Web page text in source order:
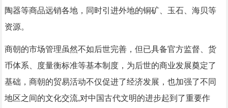
陶器等商品远销各地，同时引进外地的铜矿、玉石、海贝等
资源。
商朝的市场管理虽然不如后世完善，但已具备官方监督、货
币体系、度量衡标准等基本制度，为后世的商业发展奠定了
基础，商朝的贸易活动不仅促进了经济发展，也加强了不同
地区之间的文化交流,对中国古代文明的进步起到了重要作